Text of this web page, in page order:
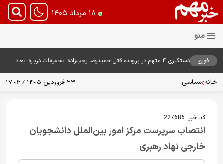
۱۸ مرداد ۱۴۰۵
فوری
دستگیری ۴ متهم در پرونده قتل حمیدرضا رجب‌زاده؛ تحقیقات درباره ابعاد
خانه سیاسی ۲۳ فروردین ۱۴۰۵ / ۱۷:۰۶
کد خبر: 227686
انتصاب سرپرست مرکز امور بین‌الملل دانشجویان
خارجی نهاد رهبری